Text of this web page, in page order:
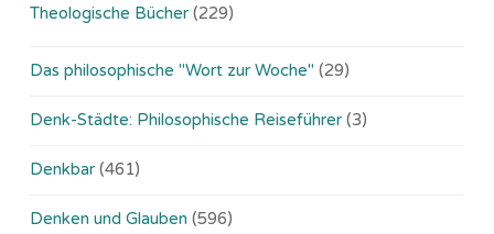
Theologische Bücher (229)
Das philosophische "Wort zur Woche" (29)
Denk-Städte: Philosophische Reiseführer (3)
Denkbar (461)
Denken und Glauben (596)